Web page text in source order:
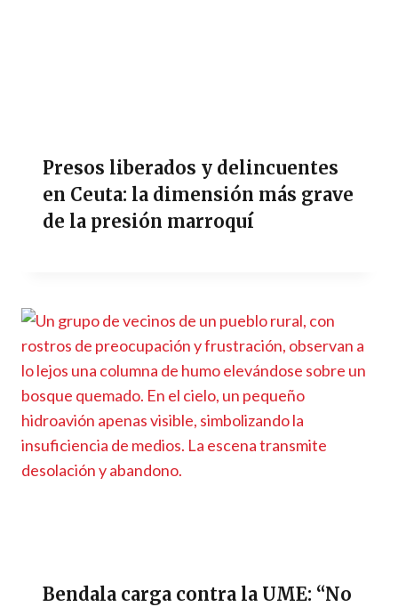
Presos liberados y delincuentes
en Ceuta: la dimensión más grave
de la presión marroquí
Bendala carga contra la UME: “No